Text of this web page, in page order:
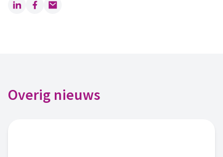
LinkedInFacebook
Email
Overig nieuws